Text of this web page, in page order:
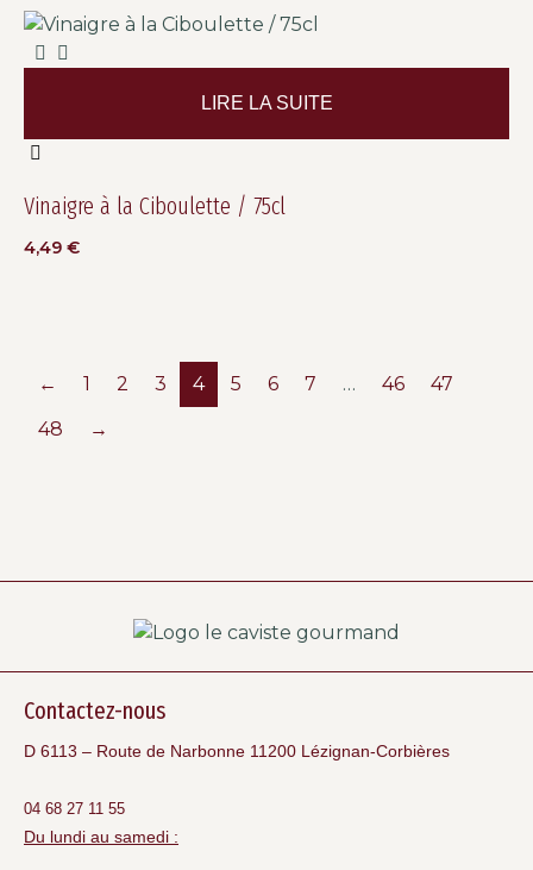
Vinaigre à la Ciboulette / 75cl
4,49 €
LIRE LA SUITE
← 1 2 3 4 5 6 7 … 46
47
48
→
Contactez-nous
D 6113 – Route de Narbonne 11200 Lézignan-Corbières
04 68 27 11 55
Du lundi au samedi :